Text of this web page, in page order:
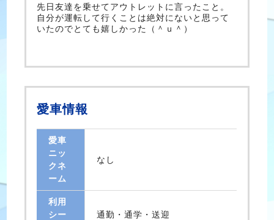
先日友達を乗せてアウトレットに言ったこと。
自分が運転して行くことは絶対にないと思って
いたのでとても嬉しかった（＾ｕ＾）
愛車情報
愛車
ニッ
クネ
ーム
なし
利用
シー
通勤・通学・送迎